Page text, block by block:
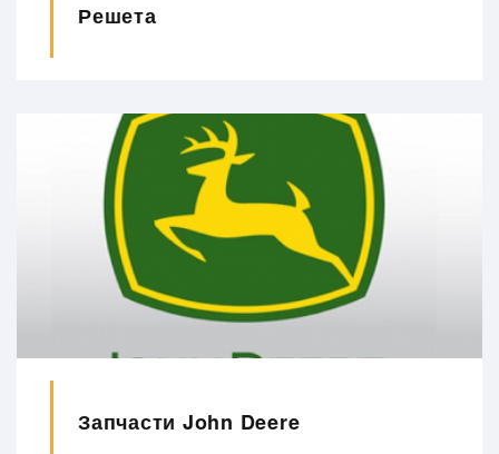
Решета
Запчасти John Deere